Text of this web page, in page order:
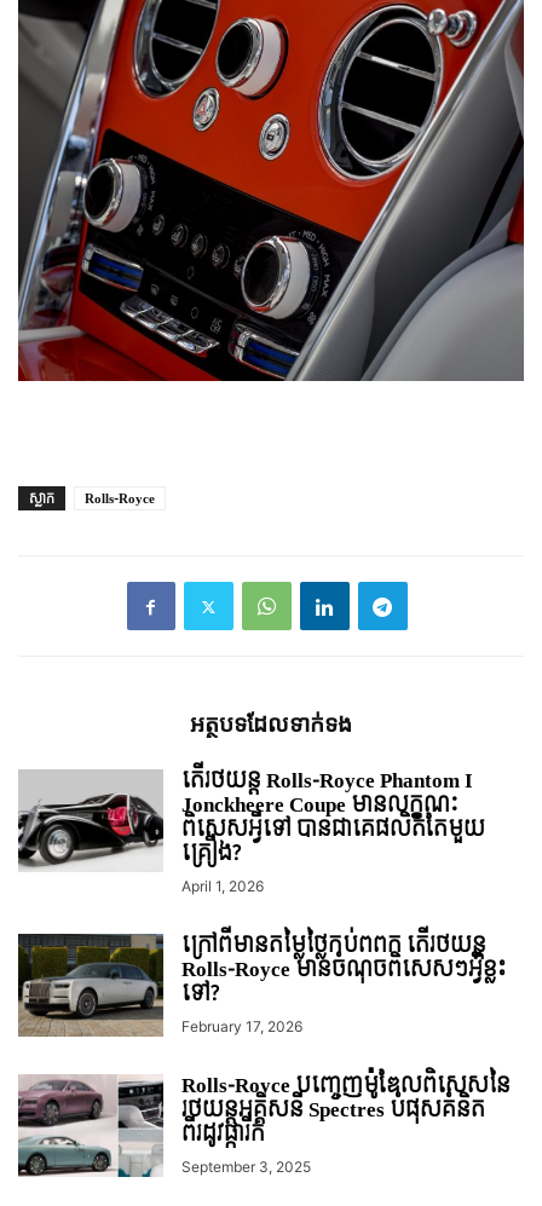
ស្លាក Rolls-Royce
អត្ថបទ​ដែល​ទាក់ទង
តើរថយន្ត Rolls-Royce Phantom I
Jonckheere Coupe មានលក្ខណៈ
ពិសេសអ្វីទៅ បានជាគេផលិតតែមួយ
គ្រឿង?
April 1, 2026
ក្រៅពីមានតម្លៃថ្លៃកប់ពពក តើរថយន្ត
Rolls-Royce មានចំណុចពិសេសៗអ្វីខ្លះ
ទៅ?
February 17, 2026
Rolls-Royce បញ្ចេញម៉ូឌែលពិសេសនៃ
រថយន្តអគ្គិសនី Spectres បំផុសគំនិត
ពីរដូវផ្ការីក
September 3, 2025